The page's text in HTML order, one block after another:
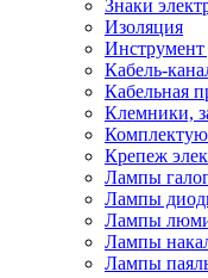
Знаки
Изоляция
Инструмент
Кабель-
Кабельная
Клемники,
Крепеж
Лампы
Лампы
Лампы
Лампы
Лампы